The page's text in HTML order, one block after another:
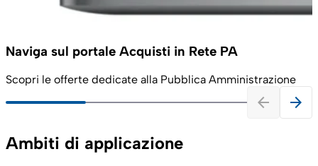
Naviga sul portale Acquisti in Rete PA
Scopri le offerte dedicate alla Pubblica Amministrazione
arrow_back arrow_forward
Ambiti di applicazione